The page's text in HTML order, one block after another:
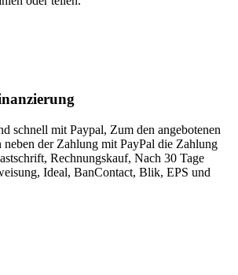
schnell mit Paypal, Zum den angebotenen
neben der Zahlung mit PayPal die Zahlung
Rechnungskauf, Nach 30 Tage
Ideal, BanContact, Blik, EPS und